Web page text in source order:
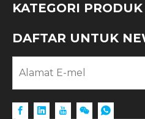
KATEGORI PRODUK
DAFTAR UNTUK